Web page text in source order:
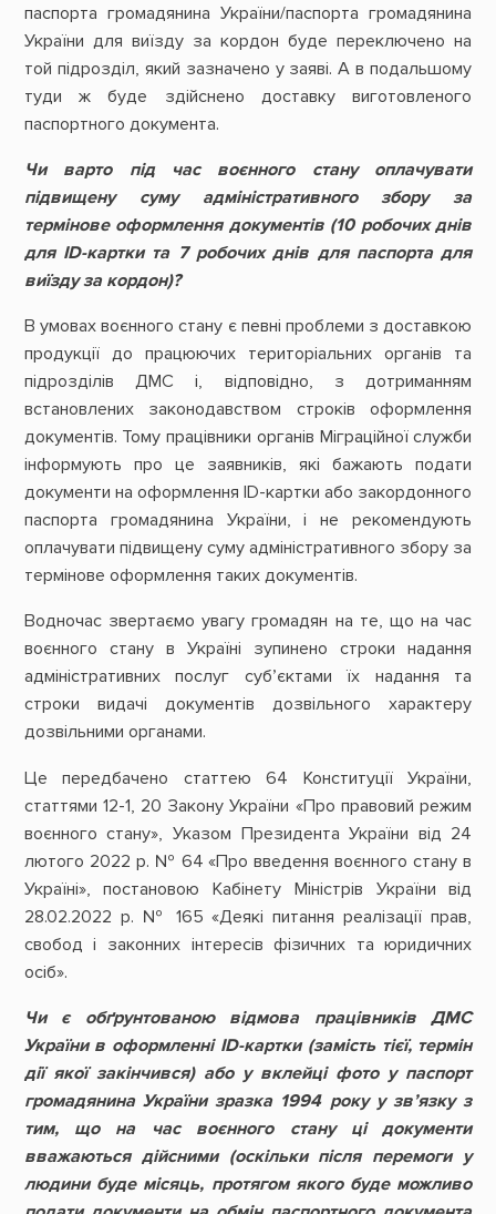
паспорта громадянина України/паспорта громадянина
України для виїзду за кордон буде переключено на
той підрозділ, який зазначено у заяві. А в подальшому
туди ж буде здійснено доставку виготовленого
паспортного документа.
Чи варто під час воєнного стану оплачувати
підвищену суму адміністративного збору за
термінове оформлення документів (10 робочих днів
для ID-картки та 7 робочих днів для паспорта для
виїзду за кордон)?
В умовах воєнного стану є певні проблеми з доставкою
продукції до працюючих територіальних органів та
підрозділів ДМС і, відповідно, з дотриманням
встановлених законодавством строків оформлення
документів. Тому працівники органів Міграційної служби
інформують про це заявників, які бажають подати
документи на оформлення ID-картки або закордонного
паспорта громадянина України, і не рекомендують
оплачувати підвищену суму адміністративного збору за
термінове оформлення таких документів.
Водночас звертаємо увагу громадян на те, що на час
воєнного стану в Україні зупинено строки надання
адміністративних послуг суб’єктами їх надання та
строки видачі документів дозвільного характеру
дозвільними органами.
Це передбачено статтею 64 Конституції України,
статтями 12-1, 20 Закону України «Про правовий режим
воєнного стану», Указом Президента України від 24
лютого 2022 р. № 64 «Про введення воєнного стану в
Україні», постановою Кабінету Міністрів України від
28.02.2022 р. № 165 «Деякі питання реалізації прав,
свобод і законних інтересів фізичних та юридичних
осіб».
Чи є обґрунтованою відмова працівників ДМС
України в оформленні ID-картки (замість тієї, термін
дії якої закінчився) або у вклейці фото у паспорт
громадянина України зразка 1994 року у зв’язку з
тим, що на час воєнного стану ці документи
вважаються дійсними (оскільки після перемоги у
людини буде місяць, протягом якого буде можливо